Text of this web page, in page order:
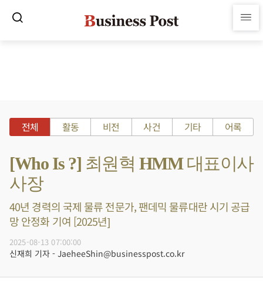
전체 활동 비전 사건 기타 어록
[Who Is ?] 최원혁 HMM 대표이사
사장
40년 경력의 국제 물류 전문가, 팬데믹 물류대란 시기 공급
망 안정화 기여 [2025년]
2025-08-13 07:00:00
신재희 기자 - JaeheeShin@businesspost.co.kr